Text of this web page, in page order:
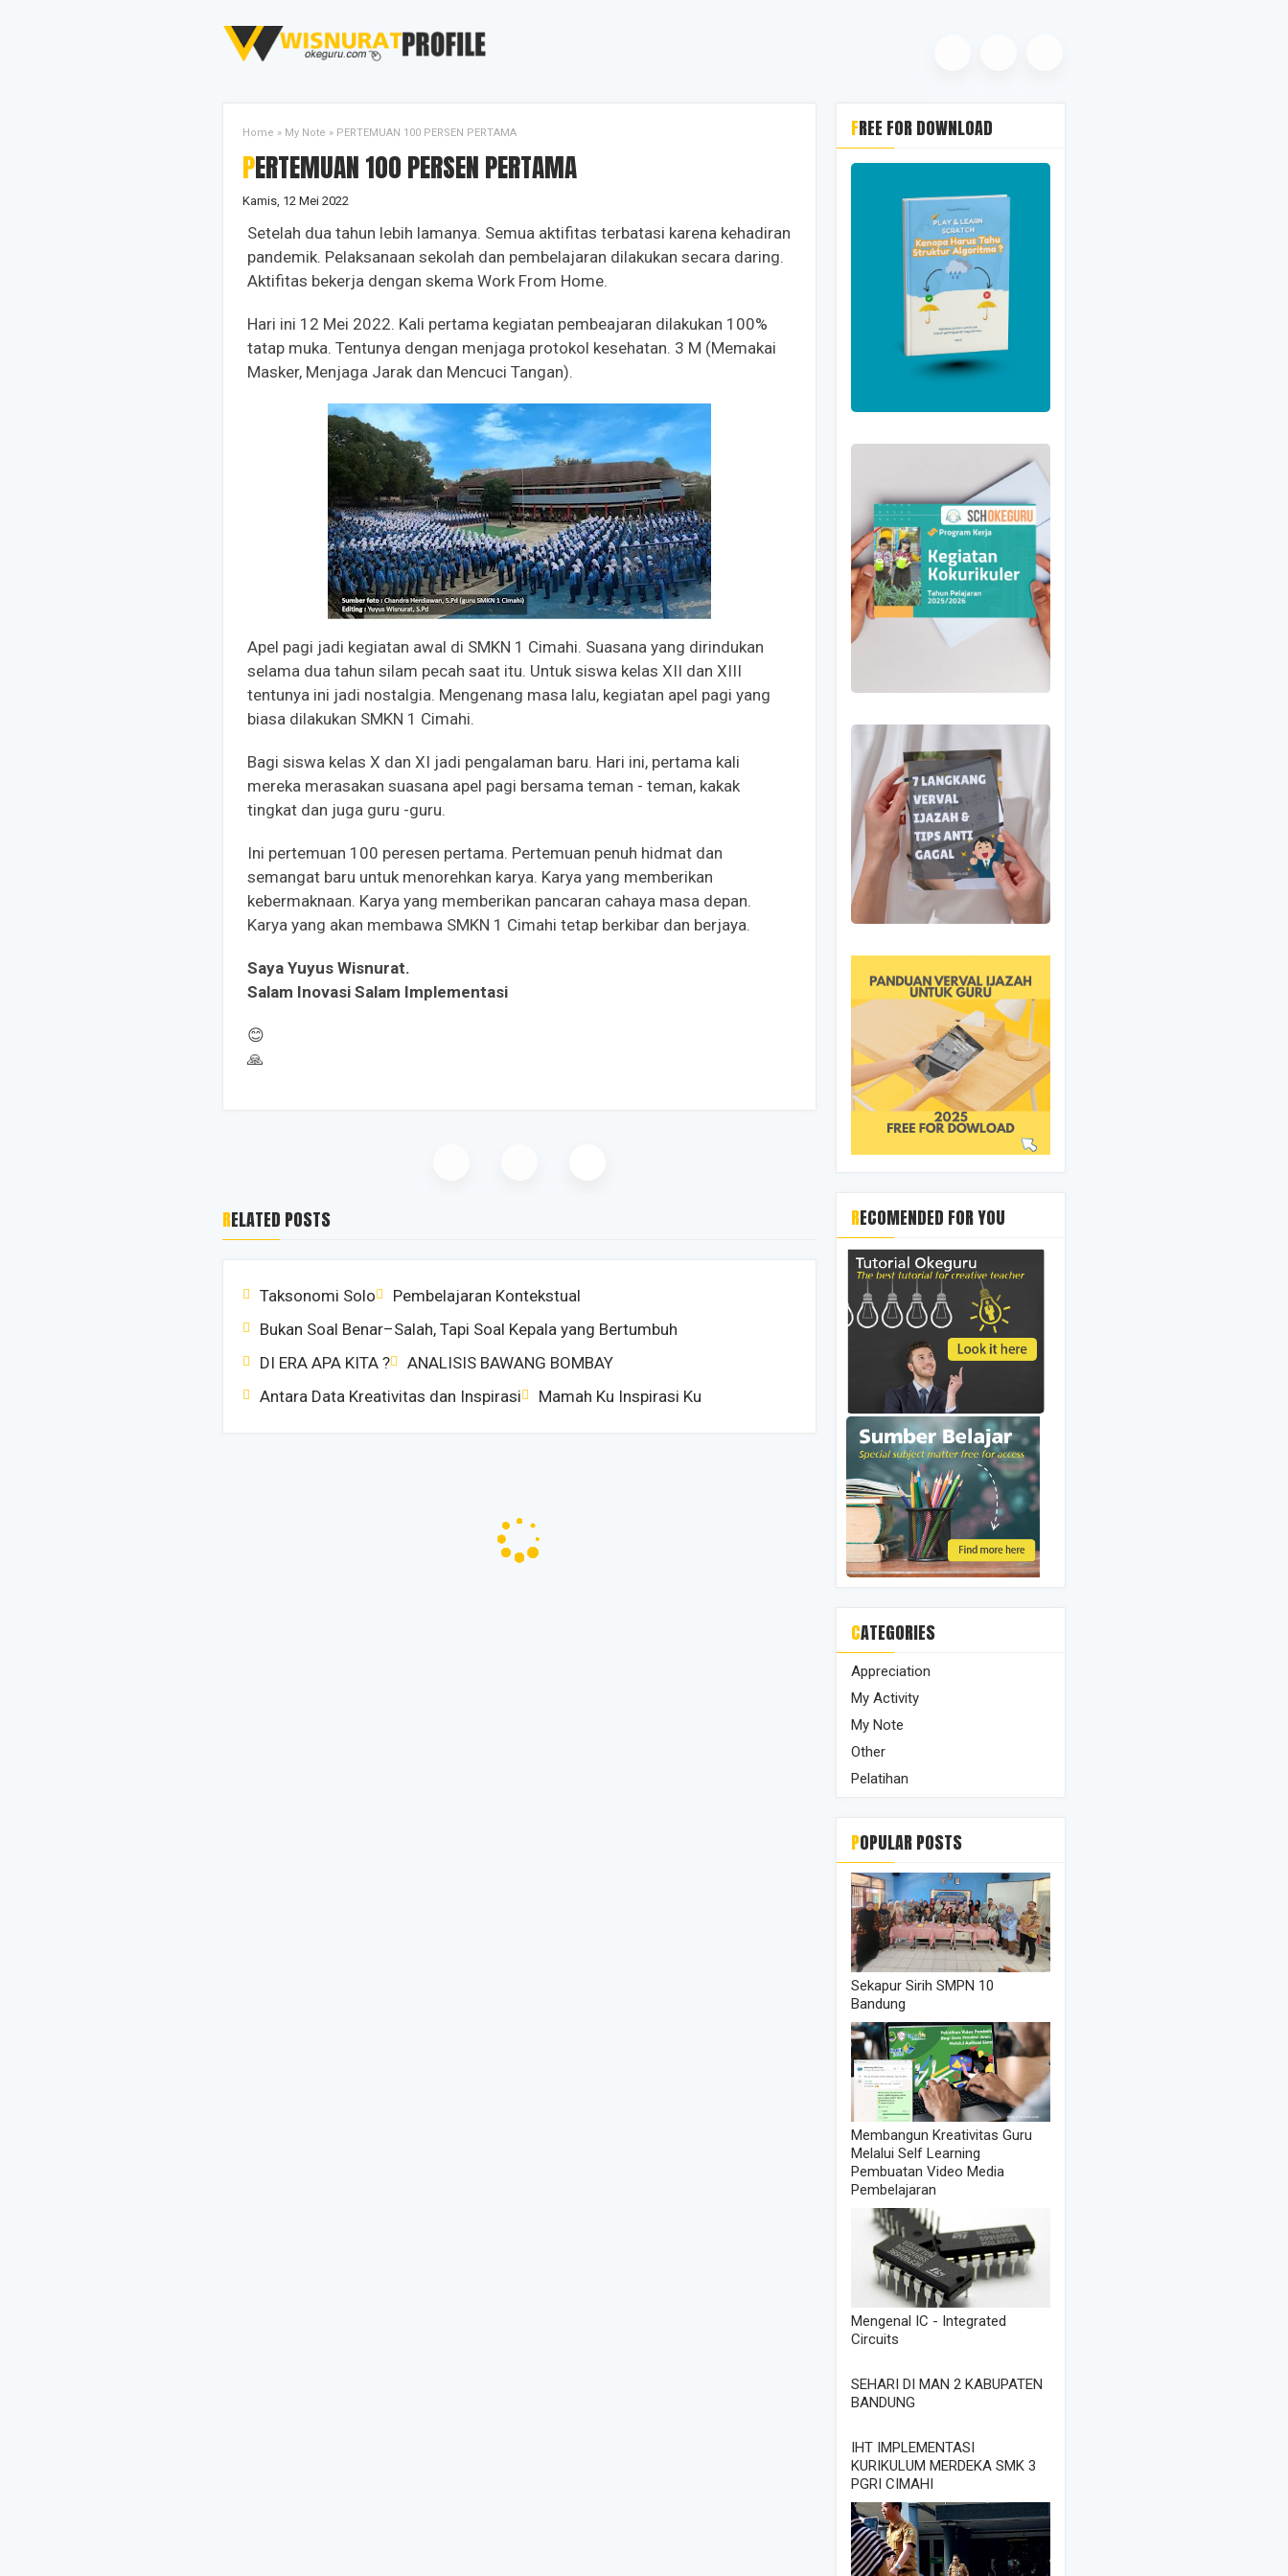
Home » My Note » PERTEMUAN 100 PERSEN PERTAMA
PERTEMUAN 100 PERSEN PERTAMA
Kamis, 12 Mei 2022
Setelah dua tahun lebih lamanya. Semua aktifitas terbatasi karena kehadiran
pandemik. Pelaksanaan sekolah dan pembelajaran dilakukan secara daring.
Aktifitas bekerja dengan skema Work From Home.
Hari ini 12 Mei 2022. Kali pertama kegiatan pembeajaran dilakukan 100%
tatap muka. Tentunya dengan menjaga protokol kesehatan. 3 M (Memakai
Masker, Menjaga Jarak dan Mencuci Tangan).
Apel pagi jadi kegiatan awal di SMKN 1 Cimahi. Suasana yang dirindukan
selama dua tahun silam pecah saat itu. Untuk siswa kelas XII dan XIII
tentunya ini jadi nostalgia. Mengenang masa lalu, kegiatan apel pagi yang
biasa dilakukan SMKN 1 Cimahi.
Bagi siswa kelas X dan XI jadi pengalaman baru. Hari ini, pertama kali
mereka merasakan suasana apel pagi bersama teman - teman, kakak
tingkat dan juga guru -guru.
Ini pertemuan 100 peresen pertama. Pertemuan penuh hidmat dan
semangat baru untuk menorehkan karya. Karya yang memberikan
kebermaknaan. Karya yang memberikan pancaran cahaya masa depan.
Karya yang akan membawa SMKN 1 Cimahi tetap berkibar dan berjaya.
Saya Yuyus Wisnurat.
Salam Inovasi Salam Implementasi
😊
🙏
RELATED POSTS
Taksonomi Solo
Pembelajaran Kontekstual
Bukan Soal Benar–Salah, Tapi Soal Kepala yang Bertumbuh
DI ERA APA KITA ?
ANALISIS BAWANG BOMBAY
Antara Data Kreativitas dan Inspirasi
Mamah Ku Inspirasi Ku
FREE FOR DOWNLOAD
RECOMENDED FOR YOU
CATEGORIES
Appreciation
My Activity
My Note
Other
Pelatihan
POPULAR POSTS
Sekapur Sirih SMPN 10
Bandung
Membangun Kreativitas Guru
Melalui Self Learning
Pembuatan Video Media
Pembelajaran
Mengenal IC - Integrated
Circuits
SEHARI DI MAN 2 KABUPATEN
BANDUNG
IHT IMPLEMENTASI
KURIKULUM MERDEKA SMK 3
PGRI CIMAHI